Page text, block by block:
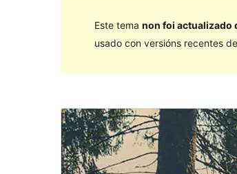
Este tema non foi actualizado
usado con versións recentes